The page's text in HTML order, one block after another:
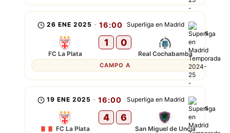
Superliga en Madrid
26 ENE 2025 - 16:00
FC La Plata
1 0
Real Cochabamba
CAMPO A
Superliga en Madrid
19 ENE 2025 - 16:00
FC La Plata
4 6
San Miguel de Uncia